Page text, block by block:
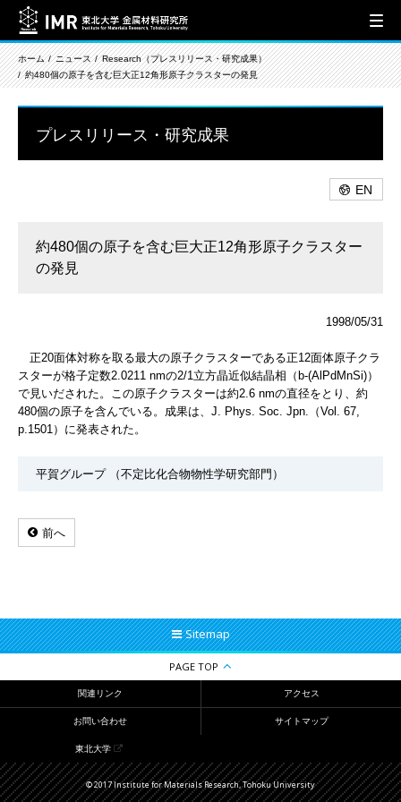
ホーム ニュース
Research（プレスリリース・研究成果）
約480個の原子を含む巨大正12角形原子クラスターの発見
プレスリリース・研究成果
EN
約480個の原子を含む巨大正12角形原子クラスター
の発見
1998/05/31
正20面体対称を取る最大の原子クラスターである正12面体原子クラ
スターが格子定数2.0211 nmの2/1立方晶近似結晶相（b-(AlPdMnSi)）
で見いだされた。この原子クラスターは約2.6 nmの直径をとり、約
480個の原子を含んでいる。成果は、J. Phys. Soc. Jpn.（Vol. 67,
p.1501）に発表された。
平賀グループ （不定比化合物物性学研究部門）
前へ
Sitemap
PAGE TOP
関連リンク アクセス
お問い合わせ サイトマップ
東北大学
© 2017 Institute for Materials Research, Tohoku University